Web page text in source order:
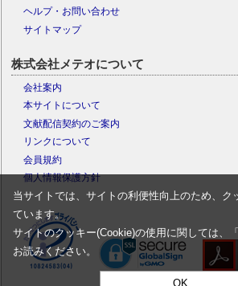
ヘルプ・お問い合わせ
サイトマップ
株式会社メテオについて
会社案内
本サイトについて
文献配信契約のご案内
リンクについて
会員規約
個人情報保護方針
当サイトでは、サイトの利便性向上のため、ク
ています。
サイトのクッキー(Cookie)の使用に関しては、「
お読みください。
OK